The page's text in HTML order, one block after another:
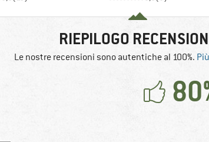
RIEPILOGO
Le nostre recensioni sono autentiche al 100%.